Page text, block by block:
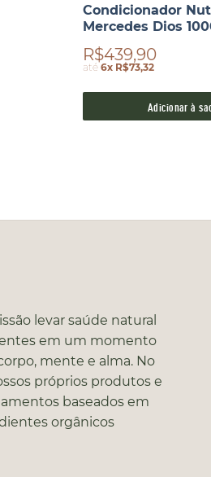
Condicionador
Mercedes Dios
R$439,90
até6x R$73,32
Adicionar à
levar saúde natural
em um momento
mente e alma. No
próprios produtos e
baseados em
orgânicos